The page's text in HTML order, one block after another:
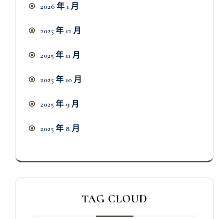
2026 年 1 月
2025 年 12 月
2025 年 11 月
2025 年 10 月
2025 年 9 月
2025 年 8 月
TAG CLOUD